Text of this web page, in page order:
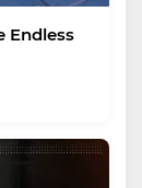
Endless